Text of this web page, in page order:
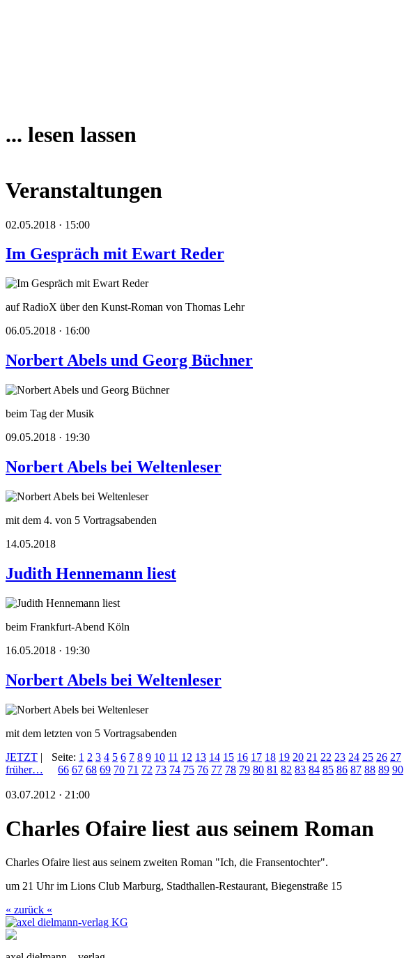
... lesen lassen
Veranstaltungen
02.05.2018 · 15:00
Im Gespräch mit Ewart Reder
auf RadioX über den Kunst-Roman von Thomas Lehr
06.05.2018 · 16:00
Norbert Abels und Georg Büchner
beim Tag der Musik
09.05.2018 · 19:30
Norbert Abels bei Weltenleser
mit dem 4. von 5 Vortragsabenden
14.05.2018
Judith Hennemann liest
beim Frankfurt-Abend Köln
16.05.2018 · 19:30
Norbert Abels bei Weltenleser
mit dem letzten von 5 Vortragsabenden
JETZT |
früher…
Seite: 1 2 3 4 5 6 7 8 9 10 11 12 13 14 15 16 17 18 19 20 21 22 23 24 25 26 27
66 67 68 69 70 71 72 73 74 75 76 77 78 79 80 81 82 83 84 85 86 87 88 89 90
03.07.2012 · 21:00
Charles Ofaire liest aus seinem Roman
Charles Ofaire liest aus seinem zweiten Roman "Ich, die Fransentochter".
um 21 Uhr im Lions Club Marburg, Stadthallen-Restaurant, Biegenstraße 15
« zurück «